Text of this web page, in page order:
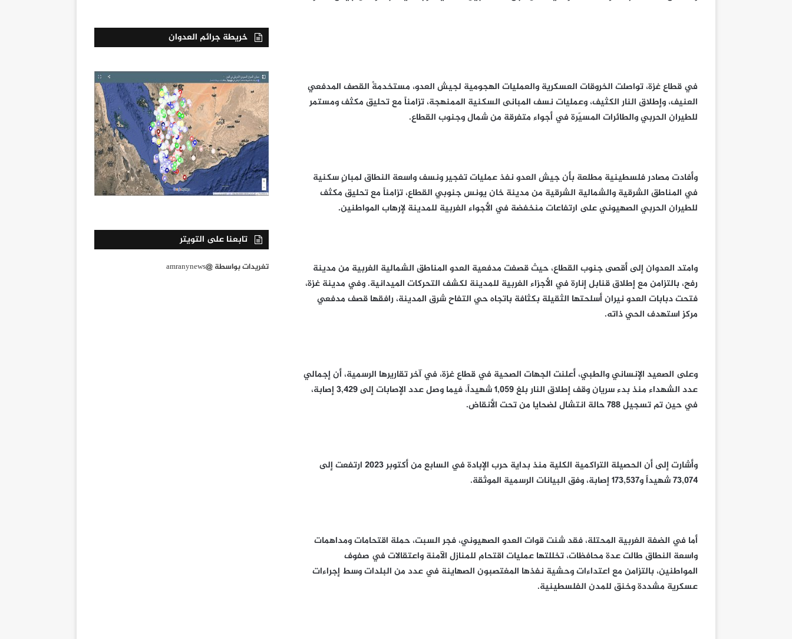
في قطاع غزة، تواصلت الخروقات العسكرية والعمليات الهجومية لجيش العدو، مستخدمةً القصف المدفعي
العنيف، وإطلاق النار الكثيف، وعمليات نسف المبانى السكنية الممنهجة، تزامناً مع تحليق مكثف ومستمر
للطيران الحربي والطائرات المسيّرة في أجواء متفرقة من شمال وجنوب القطاع.
وأفادت مصادر فلسطينية مطلعة بأن جيش العدو نفذ عمليات تفجير ونسف واسعة النطاق لمبانٍ سكنية
في المناطق الشرقية والشمالية الشرقية من مدينة خان يونس جنوبي القطاع، تزامناً مع تحليق مكثف
للطيران الحربي الصهيوني على ارتفاعات منخفضة في الأجواء الغربية للمدينة لإرهاب المواطنين.
وامتد العدوان إلى أقصى جنوب القطاع، حيث قصفت مدفعية العدو المناطق الشمالية الغربية من مدينة
رفح، بالتزامن مع إطلاق قنابل إنارة في الأجزاء الغربية للمدينة لكشف التحركات الميدانية. وفي مدينة غزة،
فتحت دبابات العدو نيران أسلحتها الثقيلة بكثافة باتجاه حي التفاح شرق المدينة، رافقها قصف مدفعي
مركز استهدف الحي ذاته.
وعلى الصعيد الإنساني والطبي، أعلنت الجهات الصحية في قطاع غزة، في آخر تقاريرها الرسمية، أن إجمالي
عدد الشهداء منذ بدء سريان وقف إطلاق النار بلغ 1,059 شهيداً، فيما وصل عدد الإصابات إلى 3,429 إصابة،
في حين تم تسجيل 788 حالة انتشال لضحايا من تحت الأنقاض.
وأشارت إلى أن الحصيلة التراكمية الكلية منذ بداية حرب الإبادة في السابع من أكتوبر 2023 ارتفعت إلى
73,074 شهيداً و173,537 إصابة، وفق البيانات الرسمية الموثقة.
أما في الضفة الغربية المحتلة، فقد شنت قوات العدو الصهيوني، فجر السبت، حملة اقتحامات ومداهمات
واسعة النطاق طالت عدة محافظات، تخللتها عمليات اقتحام للمنازل الآمنة واعتقالات في صفوف
المواطنين، بالتزامن مع اعتداءات وحشية نفذها المغتصبون الصهاينة في عدد من البلدات وسط إجراءات
عسكرية مشددة وخنق للمدن الفلسطينية.
خريطة جرائم العدوان
تابعنا على التويتر
تغريدات بواسطة @amranynews